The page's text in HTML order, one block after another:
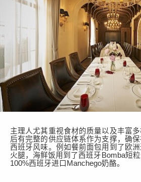
主理人尤其重视食材的质量以及丰富
后有完整的供应链体系作为支撑，确
西班牙风味。例如餐前面包用到了欧
火腿，海鲜饭用到了西班牙 Bomba短
100%西班牙进口Manchego奶酪。